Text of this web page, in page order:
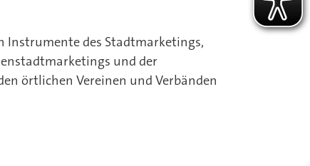
des Stadtmarketings,
und der
örtlichen Vereinen und Verbänden